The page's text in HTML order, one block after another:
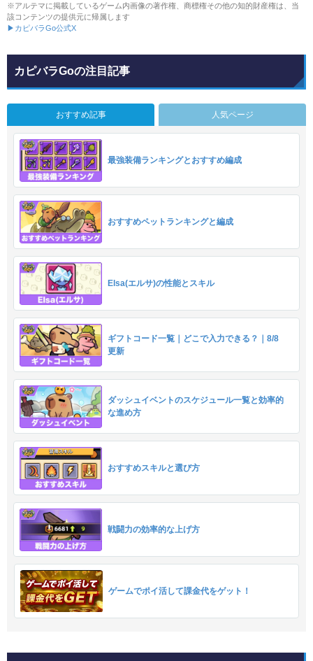
※アルテマに掲載しているゲーム内画像の著作権、商標権その他の知的財産権は、当
該コンテンツの提供元に帰属します
▶カピバラGo公式X
カピバラGoの注目記事
おすすめ記事 人気ページ
最強装備ランキングとおすすめ編成
おすすめペットランキングと編成
Elsa(エルサ)の性能とスキル
ギフトコード一覧｜どこで入力できる？｜8/8
更新
ダッシュイベントのスケジュール一覧と効率的
な進め方
おすすめスキルと選び方
戦闘力の効率的な上げ方
ゲームでポイ活して課金代をゲット！